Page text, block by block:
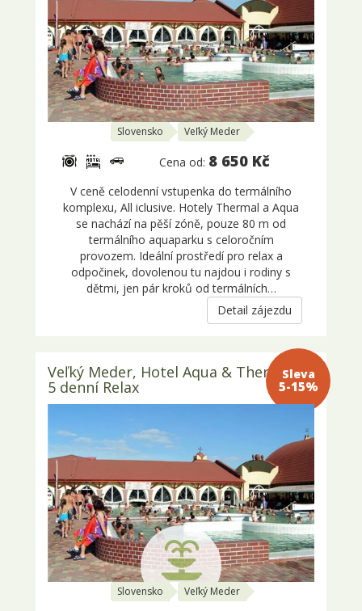
Slovensko Veľký Meder
Cena od: 8 650 Kč
V ceně celodenní vstupenka do termálního
komplexu, All iclusive. Hotely Thermal a Aqua
se nachází na pěší zóně, pouze 80 m od
termálního aquaparku s celoročním
provozem. Ideální prostředí pro relax a
odpočinek, dovolenou tu najdou i rodiny s
dětmi, jen pár kroků od termálních…
Detail zájezdu
Sleva 5-
15%
Veľký Meder, Hotel Aqua & Thermal –
5 denní Relax
Slovensko Veľký Meder